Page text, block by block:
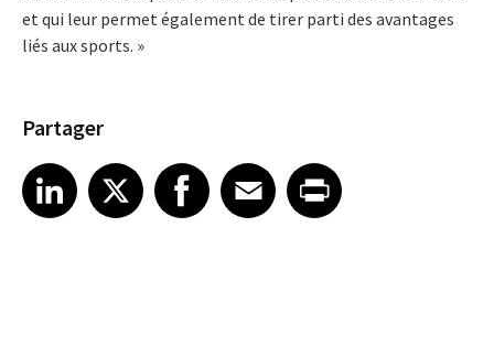
et qui leur permet également de tirer parti des avantages
liés aux sports. »
Partager
Share article on LinkedIn
LinkedIn
Share article on XShare article on Facebook
Facebook
Share article on Email
EmailShare article on Print